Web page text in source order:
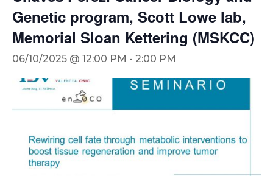
Genetic program, Scott Lowe lab,
Memorial Sloan Kettering (MSKCC)
06/10/2025 @ 12:00 PM - 2:00 PM